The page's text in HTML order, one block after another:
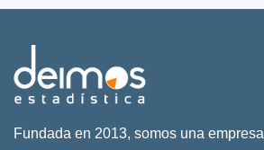
Fundada en 2013, somos una empresa